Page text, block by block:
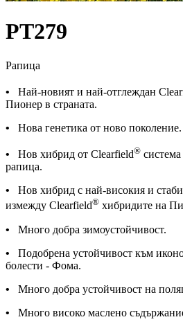
PТ279
Рапица
• Най-новият и най-отглеждан
Пионер в страната.
• Нова генетика от ново поколение.
• Нов хибрид от Clearfield®
рапица.
• Нов хибрид с най-високия и
измежду Clearfield® хибридите на
• Много добра зимоустойчивост.
• Подобрена устойчивост към
болести - Фома.
• Много добра устойчивост на
• Много високо маслено